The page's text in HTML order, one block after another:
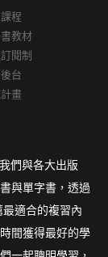
程
教材
閱制
台
畫
們與各大出版
與單字書，透過
適合的複習內
間獲得最好的學